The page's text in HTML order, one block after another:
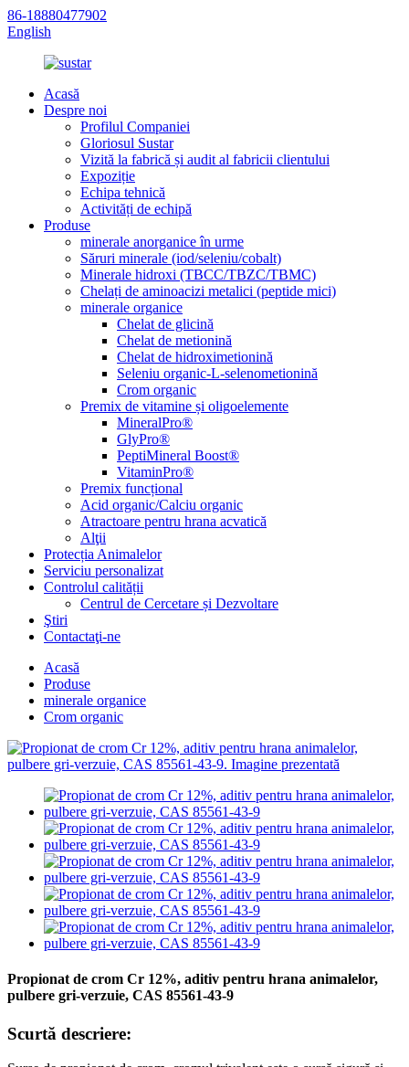
86-18880477902
English
Acasă
Despre noi
Profilul Companiei
Gloriosul Sustar
Vizită la fabrică și audit al fabricii clientului
Expoziție
Echipa tehnică
Activități de echipă
Produse
minerale anorganice în urme
Săruri minerale (iod/seleniu/cobalt)
Minerale hidroxi (TBCC/TBZC/TBMC)
Chelați de aminoacizi metalici (peptide mici)
minerale organice
Chelat de glicină
Chelat de metionină
Chelat de hidroximetionină
Seleniu organic-L-selenometionină
Crom organic
Premix de vitamine și oligoelemente
MineralPro®
GlyPro®
PeptiMineral Boost®
VitaminPro®
Premix funcțional
Acid organic/Calciu organic
Atractoare pentru hrana acvatică
Alţii
Protecția Animalelor
Serviciu personalizat
Controlul calității
Centrul de Cercetare și Dezvoltare
Ştiri
Contactaţi-ne
Acasă
Produse
minerale organice
Crom organic
Propionat de crom Cr 12%, aditiv pentru hrana animalelor,
pulbere gri-verzuie, CAS 85561-43-9
Scurtă descriere: